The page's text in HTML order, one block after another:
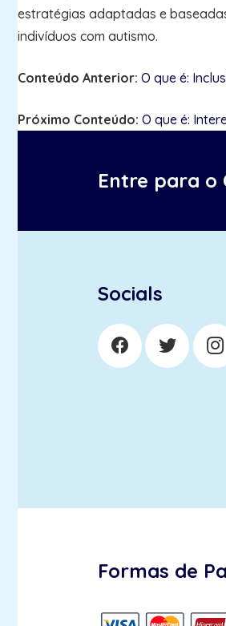
estratégias adaptadas e
indivíduos com autismo.
Conteúdo Anterior: O que é:
Próximo Conteúdo: O que é:
Entre para o
Socials
Formas de